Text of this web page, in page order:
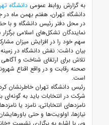
به گزارش روابط عمومی دانشگاه
دانشگاه تهران، هفتم بهمن ماه
در محل دفتر رئیس دانشگاه و با
نمایندگان تشکل‌های اسلامی برگزار
سهم خود را در افزایش میزان
بیان داشت: نقش دانشگاه در زمینه
تلاش برای ارتقای شناخت و
صحنه رقابت و در واقع اقناع
است.
رئیس دانشگاه تهران خاطرنشان
شرکت در انتخابات باید به گونه‌ای
نامزدهای انتخاباتی، نامزد یا
نیازها، اولویت‌ها و حتی